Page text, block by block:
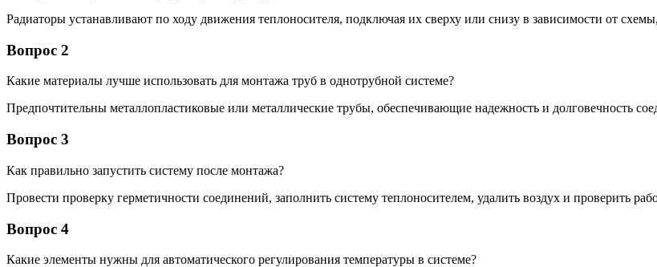
Радиаторы устанавливают по ходу движения теплоносителя, подключая их сверху или снизу в зависимости от
Вопрос 2
Какие материалы лучше использовать для монтажа труб в однотрубной системе?
Предпочтительны металлопластиковые или металлические трубы, обеспечивающие надежность и долговечность
Вопрос 3
Как правильно запустить систему после монтажа?
Провести проверку герметичности соединений, заполнить систему теплоносителем, удалить воздух и проверить
Вопрос 4
Какие элементы нужны для автоматического регулирования температуры в системе?